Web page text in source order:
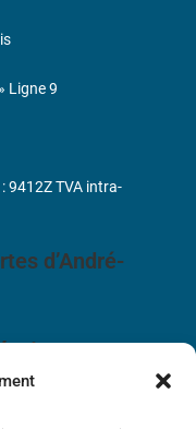
d’André-
Ligne 9
: 9412Z TVA intra-